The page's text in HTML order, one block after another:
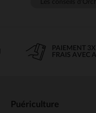
PAIEMENT
FRAIS AVEC
Puériculture